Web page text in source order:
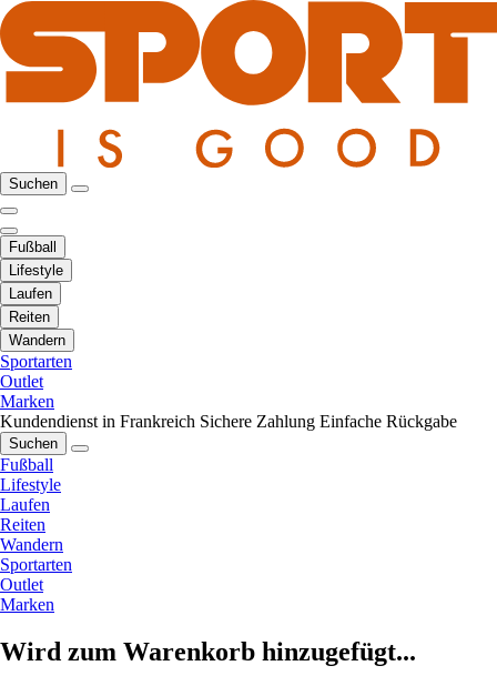
Suchen
Fußball
Lifestyle
Laufen
Reiten
Wandern
Sportarten
Outlet
Marken
Kundendienst in Frankreich Sichere Zahlung Einfache Rückgabe
Suchen
Fußball
Lifestyle
Laufen
Reiten
Wandern
Sportarten
Outlet
Marken
Wird zum Warenkorb hinzugefügt...